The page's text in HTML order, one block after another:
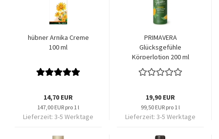
hübner Arnika Creme
100 ml
14,70 EUR
147,00 EUR pro 1 l
Lieferzeit: 3-5 Werktage
PRIMAVERA
Glücksgefühle
Körperlotion 200 ml
19,90 EUR
99,50 EUR pro 1 l
Lieferzeit: 3-5 Werktage